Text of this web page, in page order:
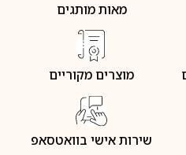
מאות מותגים
מוצרים מקוריים
שירות אישי בוואטסאפ